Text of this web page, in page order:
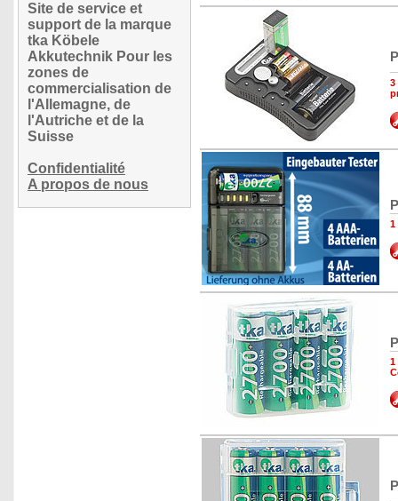
Site de service et
support de la marque
tka Köbele
Akkutechnik Pour les
zones de
commercialisation de
l'Allemagne, de
l'Autriche et de la
Suisse
Confidentialité
A propos de nous
3
1
1